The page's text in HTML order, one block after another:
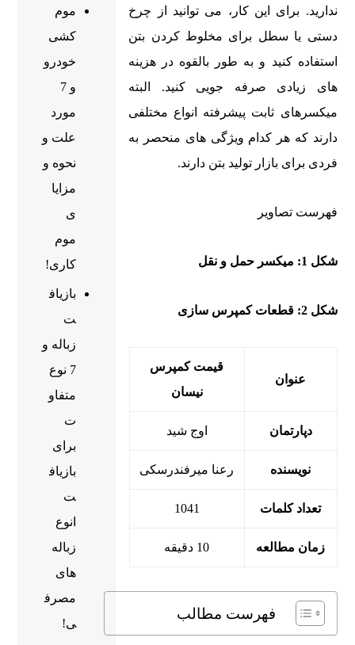
ندارید. برای این کار، می توانید از چرخ
دستی یا سطل برای مخلوط کردن بتن
استفاده کنید و به طور بالقوه در هزینه
های زیادی صرفه جویی کنید. البته
میکسرهای ثابت پیشرفته انواع مختلفی
دارند که هر کدام ویژگی های منحصر به
فردی برای بازار تولید بتن دارند.
فهرست تصاویر
شکل 1: میکسر حمل و نقل
شکل 2: قطعات کمپرس سازی
عنوان
قیمت کمپرس
نیسان
دپارتمان اوج شید
نویسنده رعنا میرفندرسکی
تعداد کلمات 1041
زمان مطالعه 10 دقیقه
فهرست مطالب
موم
کشی
خودرو
و 7
مورد
علت و
نحوه و
مزایا
ی
موم
کاری!
بازیاف
ت
زباله و
7 نوع
متفاو
ت
برای
بازیاف
ت
انوع
زباله
های
مصرف
ی!